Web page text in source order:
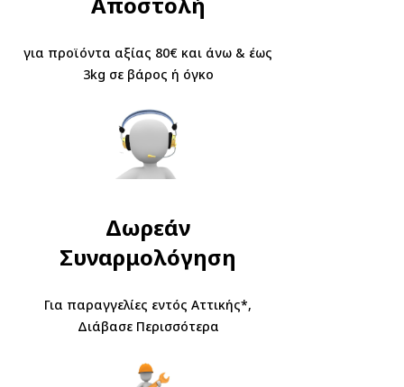
για προϊόντα αξίας 80€ και άνω & έως
3kg σε βάρος ή όγκο
Δωρεάν
Συναρμολόγηση
Για παραγγελίες εντός Αττικής*,
Διάβασε Περισσότερα